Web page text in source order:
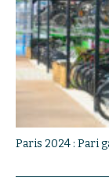
Paris 2024 : Pari